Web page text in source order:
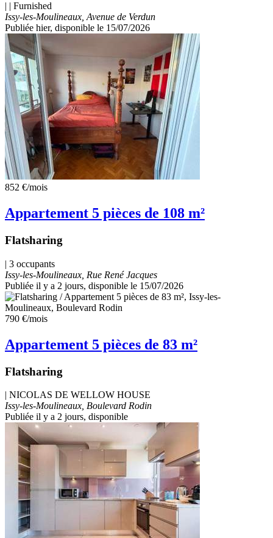
| | Furnished
Issy-les-Moulineaux, Avenue de Verdun
Publiée hier, disponible le 15/07/2026
852 €/mois
Appartement 5 pièces de 108 m²
Flatsharing
| 3 occupants
Issy-les-Moulineaux, Rue René Jacques
Publiée il y a 2 jours, disponible le 15/07/2026
790 €/mois
Appartement 5 pièces de 83 m²
Flatsharing
NICOLAS DE WELLOW HOUSE
Issy-les-Moulineaux, Boulevard Rodin
Publiée il y a 2 jours, disponible